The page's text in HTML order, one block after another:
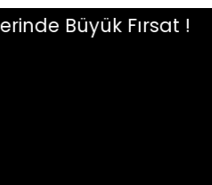
Büyük Fırsat !